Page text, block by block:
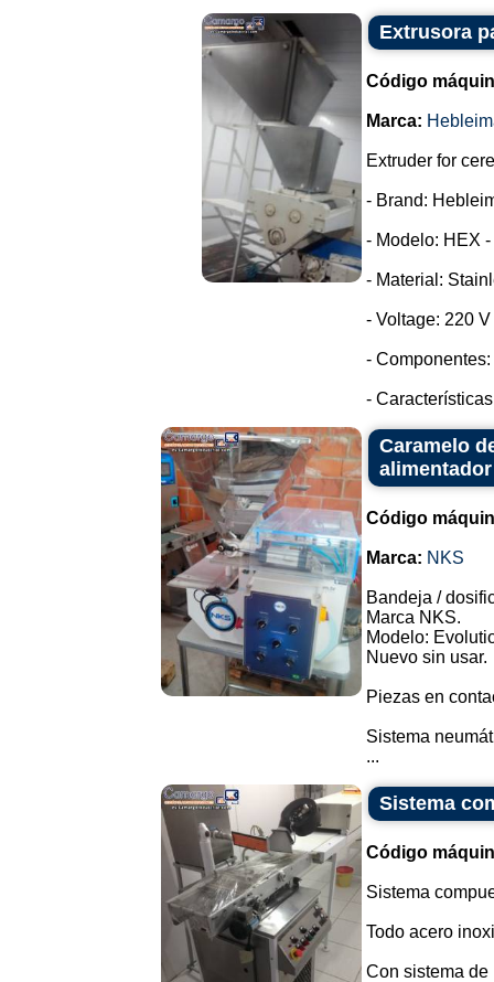
Extrusora
Código
Marca:
Extruder for
- Brand:
- Modelo: HEX
- Material:
- Voltage: 220
-
-
Caramelo
Código
Marca: NKS
Bandeja /
Marca NKS.
Modelo:
Nuevo sin usar.
Piezas en
Sistema
...
Sistema
Código
Sistema
Todo acero
Con sistema de